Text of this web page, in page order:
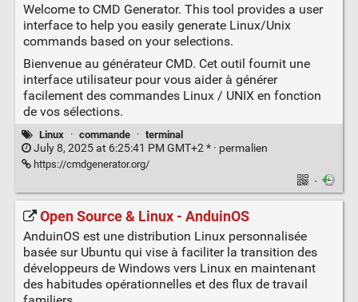
Welcome to CMD Generator. This tool provides a user
interface to help you easily generate Linux/Unix
commands based on your selections.
Bienvenue au générateur CMD. Cet outil fournit une
interface utilisateur pour vous aider à générer
facilement des commandes Linux / UNIX en fonction
de vos sélections.
Linux · commande · terminal
July 8, 2025 at 6:25:41 PM GMT+2 * · permalien
https://cmdgenerator.org/
·
Open Source & Linux - AnduinOS
AnduinOS est une distribution Linux personnalisée
basée sur Ubuntu qui vise à faciliter la transition des
développeurs de Windows vers Linux en maintenant
des habitudes opérationnelles et des flux de travail